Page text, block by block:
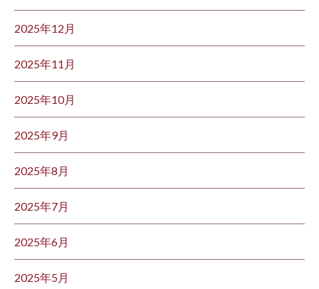
2025年12月
2025年11月
2025年10月
2025年9月
2025年8月
2025年7月
2025年6月
2025年5月